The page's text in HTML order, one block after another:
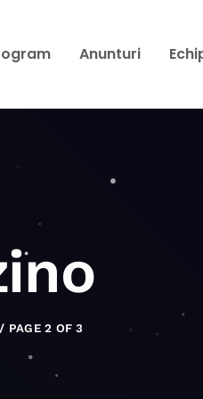
Anunturi
PAGE 2 OF 3